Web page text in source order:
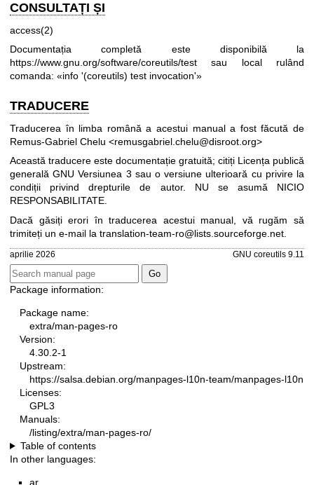
CONSULTAȚI ȘI
access(2)
Documentația completă este disponibilă la
https://www.gnu.org/software/coreutils/test
sau local rulând
comanda: «info '(coreutils) test invocation'»
TRADUCERE
Traducerea în limba română a acestui manual a fost făcută de
Remus-Gabriel Chelu <remusgabriel.chelu@disroot.org>
Această traducere este documentație gratuită; citiți Licența publică
generală GNU Versiunea 3 sau o versiune ulterioară cu privire la
condiții privind drepturile de autor. NU se asumă NICIO
RESPONSABILITATE.
Dacă găsiți erori în traducerea acestui manual, vă rugăm să
trimiteți un e-mail la translation-team-ro@lists.sourceforge.net
aprilie 2026 GNU coreutils 9.11
Package information:
Package name:
extra/man-pages-ro
Version:
4.30.2-1
Upstream:
https://salsa.debian.org/manpages-l10n-team/manpages-l10n
Licenses:
GPL3
Manuals:
/listing/extra/man-pages-ro/
Table of contents
In other languages:
ar